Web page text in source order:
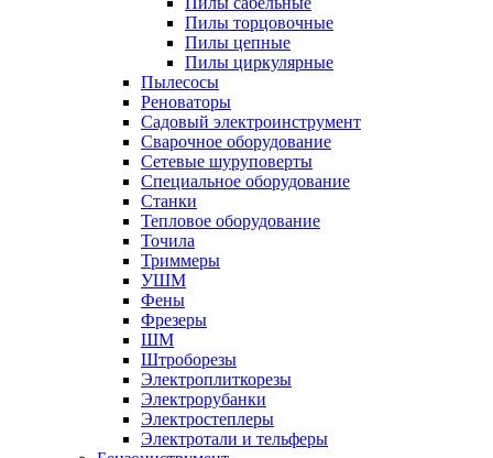
Пилы торцовочные
Пилы цепные
Пилы циркулярные
Пылесосы
Реноваторы
Садовый электроинструмент
Сварочное оборудование
Сетевые шуруповерты
Специальное оборудование
Станки
Тепловое оборудование
Точила
Триммеры
УШМ
Фены
Фрезеры
ШМ
Штроборезы
Электроплиткорезы
Электрорубанки
Электростеплеры
Электротали и тельферы